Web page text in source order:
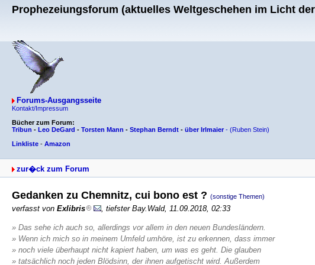
Prophezeiungsforum (aktuelles Weltgeschehen im Licht
Forums-Ausgangsseite
Kontakt/Impressum
Bücher zum Forum:
Tribun - Leo DeGard - Torsten Mann - Stephan Berndt - über Irlmaier - (Ruben Stein)
Linkliste - Amazon
zur�ck zum Forum
Gedanken zu Chemnitz, cui bono est ? (sonstige Themen)
verfasst von Exlibris , tiefster Bay.Wald, 11.09.2018, 02:33
» Das sehe ich auch so, allerdings vor allem in den neuen Bundesländern.
» Wenn ich mich so in meinem Umfeld umhöre, ist zu erkennen, dass immer
» noch viele überhaupt nicht kapiert haben, um was es geht. Die glauben
» tatsächlich noch jeden Blödsinn, der ihnen aufgetischt wird. Außerdem